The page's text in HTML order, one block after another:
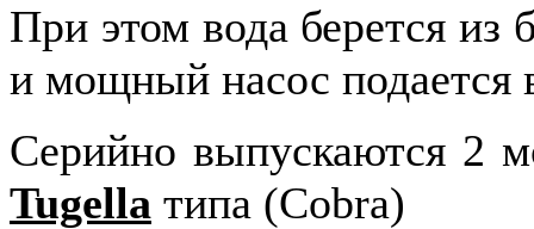
При этом вода берется из
и мощный насос подается
Серийно выпускаются 2
Tugella типа (Cobra)